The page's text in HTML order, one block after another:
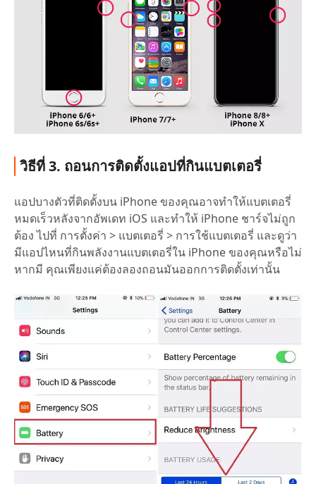
วิธีที่ 3. ถอนการติดตั้งแอปที่กินแบตเตอรี่
แอปบางตัวที่ติดตั้งบน iPhone ของคุณอาจทำให้แบตเตอรี่
หมดเร็วหลังจากอัพเดท iOS และทำให้ iPhone ชาร์จไม่ถูก
ต้อง ไปที่ การตั้งค่า > แบตเตอรี่ > การใช้แบตเตอรี่ และดูว่า
มีแอปไหนที่กินพลังงานแบตเตอรี่ใน iPhone ของคุณหรือไม่
หากมี คุณเพียงแค่ต้องลองถอนมันออกการติดตั้งเท่านั้น